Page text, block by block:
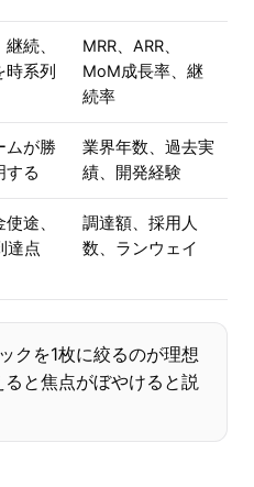
続、
系列
MRR、ARR、
MoM成長率、継
続率
ムが勝
する
業界年数、過去実
績、開発経験
途、
達点
調達額、採用人
数、ランウェイ
クを1枚に絞るのが理想
と焦点がぼやけると説